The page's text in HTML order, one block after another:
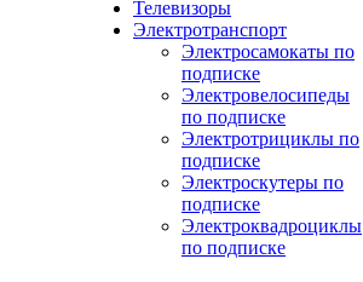
Телевизоры
Электротранспорт
Электросамокаты по
подписке
Электровелосипеды
по подписке
Электротрициклы по
подписке
Электроскутеры по
подписке
Электроквадроциклы
по подписке